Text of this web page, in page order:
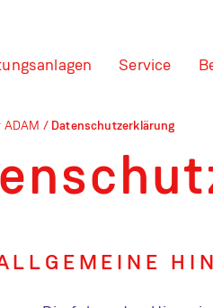
Service
ADAM / Datenschutzerklärung